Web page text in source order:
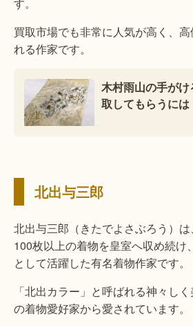
買取市場でも非常に人気が高く、
れる作家です。
木村雨山の手が
取してもらうには
北出与三郎
北出与三郎（きたでよさぶろう）
100枚以上の着物を皇室へ収め続け
として活躍した有名着物作家です。
「北出カラー」と呼ばれる神々し
の着物愛好家から愛されています。